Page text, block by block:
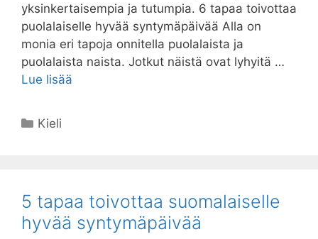
yksinkertaisempia ja tutumpia. 6 tapaa toivottaa
puolalaiselle hyvää syntymäpäivää Alla on
monia eri tapoja onnitella puolalaista ja
puolalaista naista. Jotkut näistä ovat lyhyitä …
Lue lisää
Kategoriat
Kieli
5 tapaa toivottaa suomalaiselle
hyvää syntymäpäivää